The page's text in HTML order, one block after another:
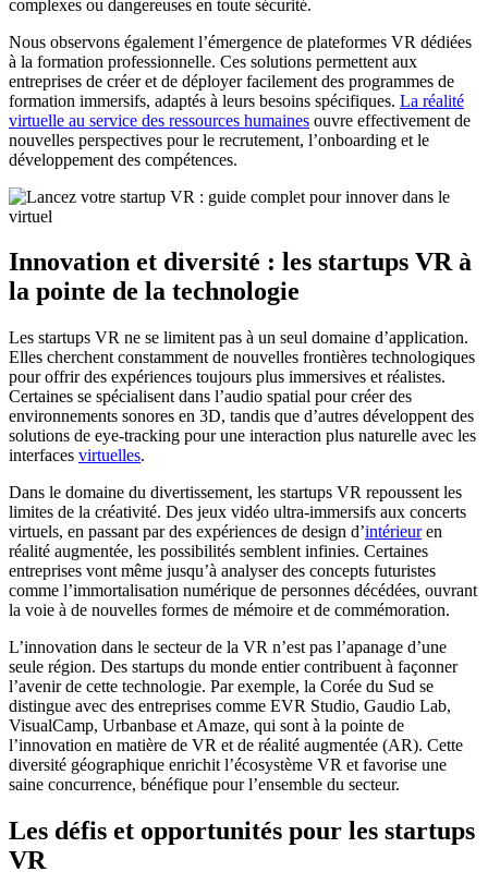
complexes ou dangereuses en toute sécurité.
Nous observons également l’émergence de plateformes VR dédiées
à la formation professionnelle. Ces solutions permettent aux
entreprises de créer et de déployer facilement des programmes de
formation immersifs, adaptés à leurs besoins spécifiques. La réalité
virtuelle au service des ressources humaines ouvre effectivement de
nouvelles perspectives pour le recrutement, l’onboarding et le
développement des compétences.
Innovation et diversité : les startups VR à
la pointe de la technologie
Les startups VR ne se limitent pas à un seul domaine d’application.
Elles cherchent constamment de nouvelles frontières technologiques
pour offrir des expériences toujours plus immersives et réalistes.
Certaines se spécialisent dans l’audio spatial pour créer des
environnements sonores en 3D, tandis que d’autres développent des
solutions de eye-tracking pour une interaction plus naturelle avec les
interfaces virtuelles.
Dans le domaine du divertissement, les startups VR repoussent les
limites de la créativité. Des jeux vidéo ultra-immersifs aux concerts
virtuels, en passant par des expériences de design d’intérieuren
réalité augmentée, les possibilités semblent infinies. Certaines
entreprises vont même jusqu’à analyser des concepts futuristes
comme l’immortalisation numérique de personnes décédées, ouvrant
la voie à de nouvelles formes de mémoire et de commémoration.
L’innovation dans le secteur de la VR n’est pas l’apanage d’une
seule région. Des startups du monde entier contribuent à façonner
l’avenir de cette technologie. Par exemple, la Corée du Sud se
distingue avec des entreprises comme EVR Studio, Gaudio Lab,
VisualCamp, Urbanbase et Amaze, qui sont à la pointe de
l’innovation en matière de VR et de réalité augmentée (AR). Cette
diversité géographique enrichit l’écosystème VR et favorise une
saine concurrence, bénéfique pour l’ensemble du secteur.
Les défis et opportunités pour les startups
VR